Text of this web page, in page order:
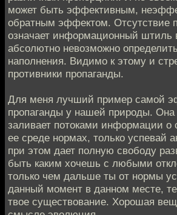
может быть эффективным,
обратным эффектом. Отсутствие
означает информационный штиль
абсолютно невозможно
наполнения. Видимо к этому и
противники пропаганды.
Для меня лучший пример самой
пропаганды у нашей природы. Она
заливает потоками информации
ее среде нормах, только успевай
при этом дает полную свободу
быть каким хочешь с любыми
только чем дальше ты от нормы
данный момент в данном месте,
твое существование. Хорошая